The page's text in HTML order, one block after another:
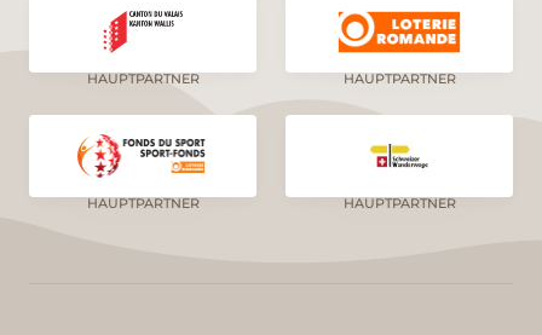
HAUPTPARTNER HAUPTPARTNER
HAUPTPARTNER HAUPTPARTNER